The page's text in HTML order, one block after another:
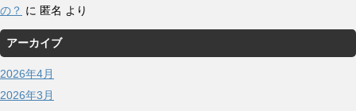
の？ に 匿名 より
アーカイブ
2026年4月
2026年3月